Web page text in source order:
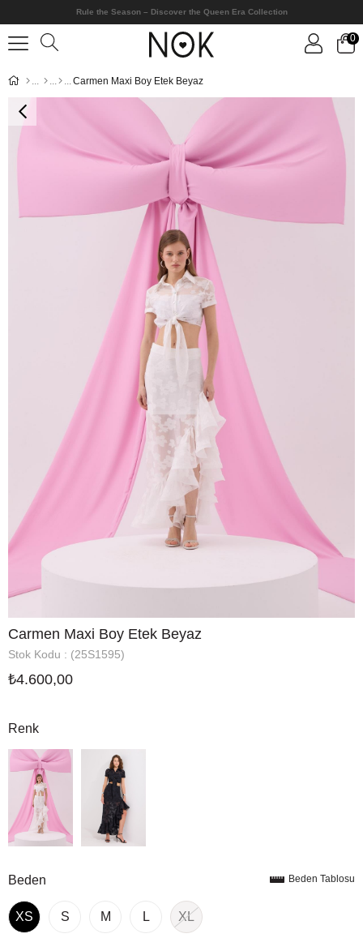
Rule the Season – Discover the Queen Era Collection
0
Carmen Maxi Boy Etek Beyaz
Carmen Maxi Boy Etek Beyaz
Stok Kodu (25S1595)
₺4.600,00
Renk
Beden
XS S M L XL
Beden Tablosu